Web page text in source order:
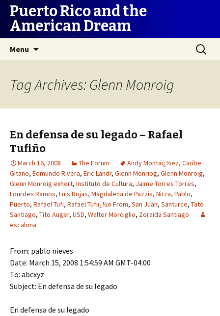
Puerto Rico and the
American Dream
Menu
Search
for:
Tag Archives: Glenn Monroig
En defensa de su legado – Rafael
Tufiño
March 16, 2008 The Forum Andy Montaï¿½ez, Caribe
Gitano, Edmundo Rivera, Eric Landr, Glenn Monriog, Glenn Monroig,
Glenn Monroig exhort, Instituto de Cultura, Jaime Torres Torres,
Lourdes Ramos, Luis Rojas, Magdalena de Pazzis, Nitza, Pablo,
Puerto, Rafael Tufi, Rafael Tufiï¿½o From, San Juan, Santurce, Tato
Santiago, Tito Auger, USD, Walter Morciglio, Zoraida Santiago
escalona
From: pablo nieves
Date: March 15, 2008 1:54:59 AM GMT-04:00
To: abcxyz
Subject: En defensa de su legado
En defensa de su legado